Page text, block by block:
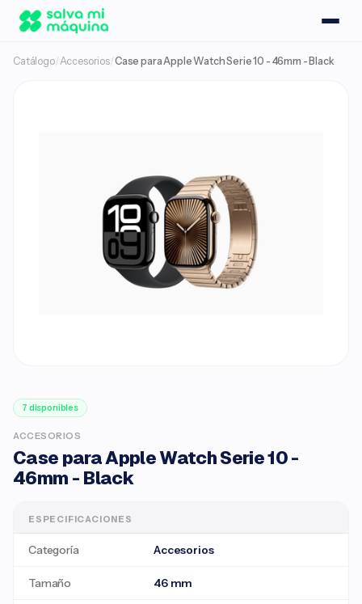
Catálogo/Accesorios/Case para Apple Watch Serie 10 - 46mm - Black
7 disponibles
ACCESORIOS
Case para Apple Watch Serie 10 -
46mm - Black
ESPECIFICACIONES
Categoría Accesorios
Tamaño 46 mm